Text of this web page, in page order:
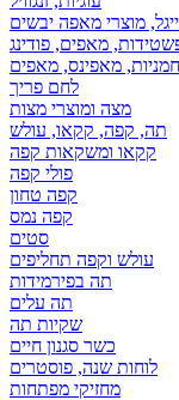
מוצרי מאפה יבשים
מאפים, פודינג
מאפינס, מאפים
לחם פריך
מצה ומוצרי מצות
תה, קפה, קקאו, עולש
קקאו ומשקאות קפה
פולי קפה
קפה טחון
קפה נמס
סטים
עולש וקפה תחליפים
תה בפירמידות
תה עלים
שקיות תה
כשר סגנון חיים
לוחות שנה, פוסטרים
מחזיקי מפתחות